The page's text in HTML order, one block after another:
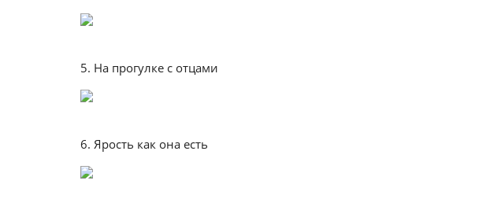
5. На прогулке с отцами
6. Ярость как она есть